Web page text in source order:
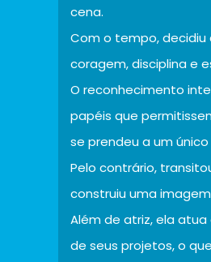
cena.
Com o tempo, decidiu
coragem, disciplina e
O reconhecimento
papéis que
se prendeu a um
Pelo contrário,
construiu uma
Além de atriz, ela
de seus projetos, o